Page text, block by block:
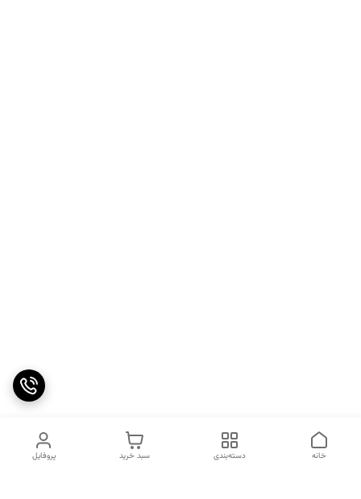
پروفایل سبد خرید دسته‌بندی خانه